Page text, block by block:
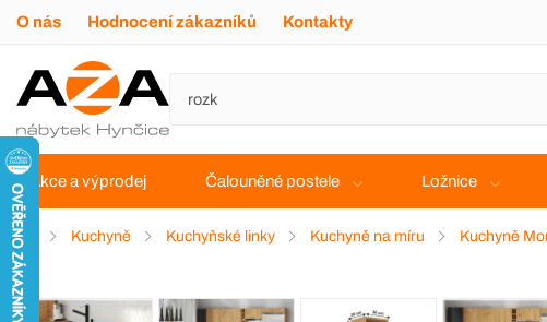
O nás Hodnocení zákazníků Kontakty
Akce a výprodej Čalouněné postele Ložnice
Kuchyně Kuchyňské linky Kuchyně na míru Kuchyně